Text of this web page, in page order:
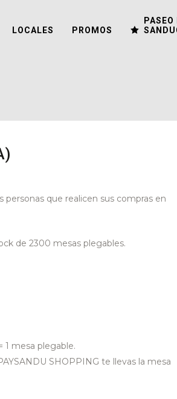
LOCALES PROMOS
PASEO
personas que realicen sus compras en
de 2300 mesas plegables.
1 mesa plegable.
SHOPPING te llevas la mesa